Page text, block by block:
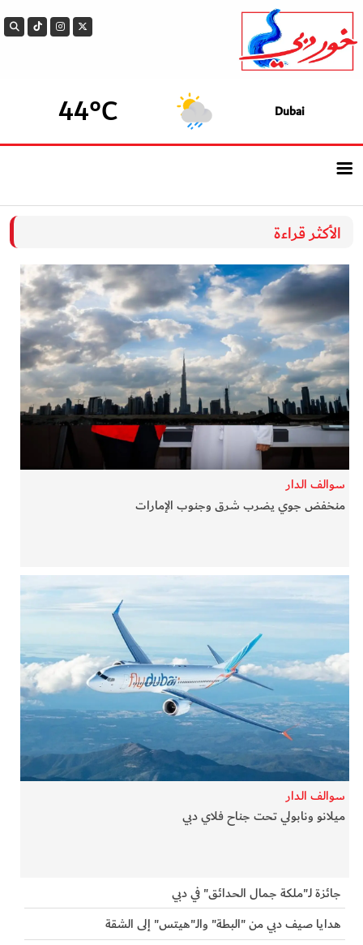
Dubai
44°C
الرئيسيــة
سوالف الدار
بيزنس
في المرمى
وثائقيات الخور
فن وثقافة
كوكب دبي
فيديو
كل الأقسام
أبناء الديرة
الفرجان
تكنولوجيا
من العالم
الأكثر قراءة
سوالف الدار
منخفض جوي يضرب شرق وجنوب الإمارات
سوالف الدار
ميلانو ونابولي تحت جناح فلاي دبي
جائزة لـ"ملكة جمال الحدائق" في دبي
هدايا صيف دبي من "البطة" والـ"هيتس" إلى الشقة